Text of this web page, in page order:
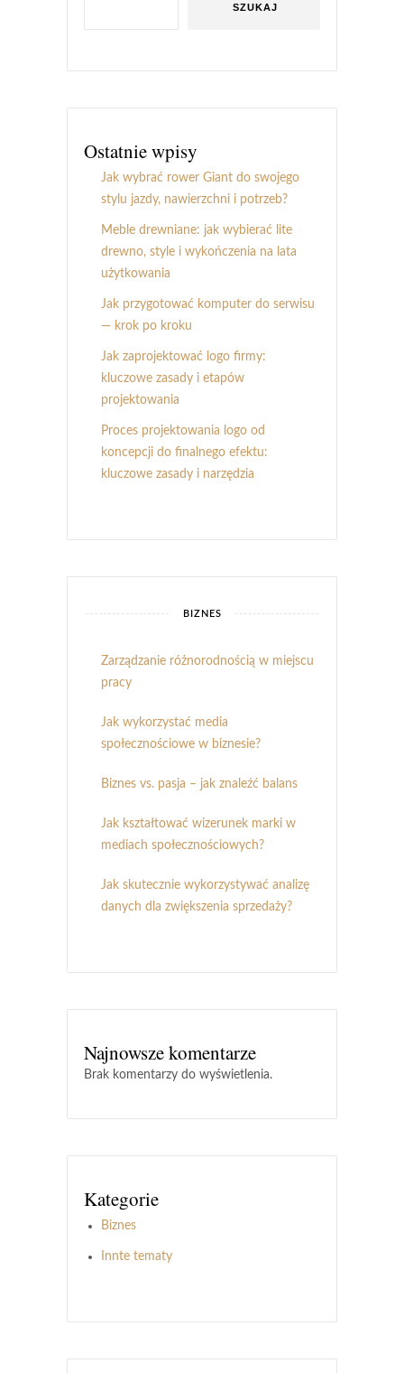
SZUKAJ
Ostatnie wpisy
Jak wybrać rower Giant do swojego
stylu jazdy, nawierzchni i potrzeb?
Meble drewniane: jak wybierać lite
drewno, style i wykończenia na lata
użytkowania
Jak przygotować komputer do serwisu
— krok po kroku
Jak zaprojektować logo firmy:
kluczowe zasady i etapów
projektowania
Proces projektowania logo od
koncepcji do finalnego efektu:
kluczowe zasady i narzędzia
BIZNES
Zarządzanie różnorodnością w miejscu
pracy
Jak wykorzystać media
społecznościowe w biznesie?
Biznes vs. pasja – jak znaleźć balans
Jak kształtować wizerunek marki w
mediach społecznościowych?
Jak skutecznie wykorzystywać analizę
danych dla zwiększenia sprzedaży?
Najnowsze komentarze
Brak komentarzy do wyświetlenia.
Kategorie
Biznes
Innte tematy